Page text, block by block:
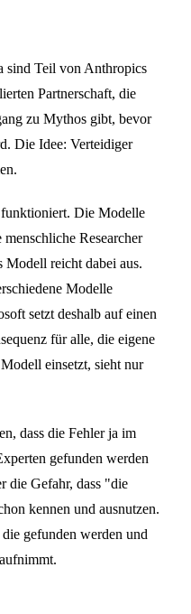
Teil von Anthropics
Partnerschaft, die
zu Mythos gibt, bevor
Die Idee: Verteidiger
funktioniert. Die Modelle
Researcher
Modell reicht dabei aus.
Modelle
setzt deshalb auf einen
für alle, die eigene
einsetzt, sieht nur
dass die Fehler ja im
gefunden werden
die Gefahr, dass "die
kennen und ausnutzen.
gefunden werden und